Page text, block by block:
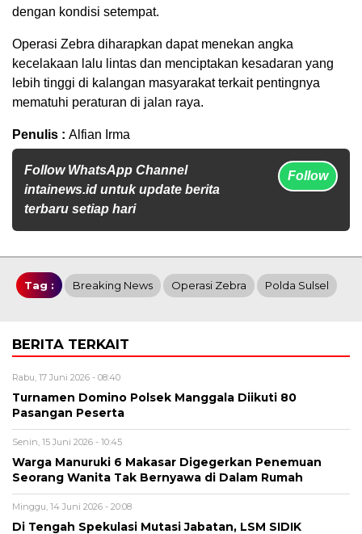
dengan kondisi setempat.
Operasi Zebra diharapkan dapat menekan angka
kecelakaan lalu lintas dan menciptakan kesadaran yang
lebih tinggi di kalangan masyarakat terkait pentingnya
mematuhi peraturan di jalan raya.
Penulis : Alfian Irma
Follow WhatsApp Channel
intainews.id untuk update berita
terbaru setiap hari
Follow
Tag : Breaking News Operasi Zebra Polda Sulsel
BERITA TERKAIT
Rabu, 17 Juni 2026 - 08:40
Turnamen Domino Polsek Manggala Diikuti 80
Pasangan Peserta
Senin, 15 Juni 2026 - 10:45
Warga Manuruki 6 Makasar Digegerkan Penemuan
Seorang Wanita Tak Bernyawa di Dalam Rumah
Minggu, 14 Juni 2026 - 20:08
Di Tengah Spekulasi Mutasi Jabatan, LSM SIDIK